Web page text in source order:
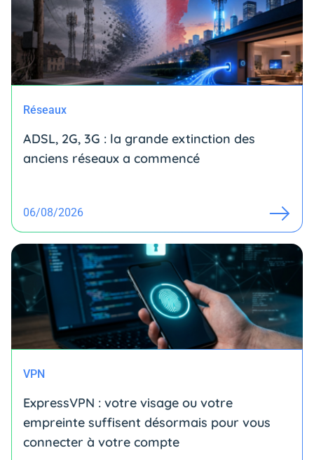
Réseaux
ADSL, 2G, 3G : la grande extinction des
anciens réseaux a commencé
06/08/2026
VPN
ExpressVPN : votre visage ou votre
empreinte suffisent désormais pour vous
connecter à votre compte